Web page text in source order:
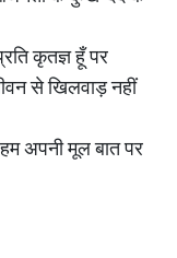
कृतज्ञ हूँ पर
से खिलवाड़ नहीं
अपनी मूल बात पर